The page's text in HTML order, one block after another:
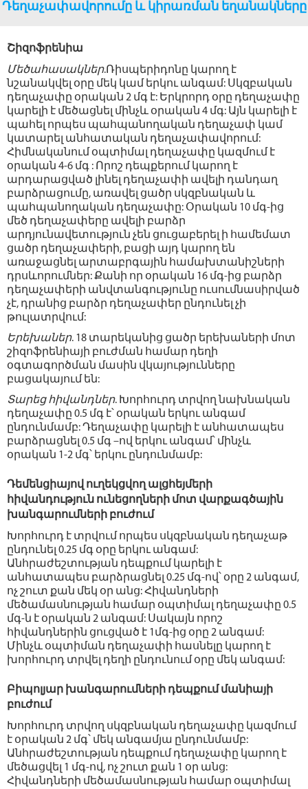
Դեղաչափավորումը և կիրառման եղանակները
Շիզոֆրենիա
Մեծահասակներ.Ռիսպերիդոնը կարող է
նշանակվել օրը մեկ կամ երկու անգամ: Սկզբական
դեղաչափը օրական 2 մգ է: Երկրորդ օրը դեղաչափը
կարելի է մեծացնել մինչև օրական 4 մգ: Այն կարելի է
պահել որպես պահպանողական դեղաչափ կամ
կատարել անհատական դեղաչափավորում:
Հիմնականում օպտիմալ դեղաչափը կազմում է
օրական 4-6 մգ : Որոշ դեպքերում կարող է
արդարացված լինել դեղաչափի ավելի դանդաղ
բարձրացումը, առավել ցածր սկզբնական և
պահպանողական դեղաչափը: Օրական 10 մգ-ից
մեծ դեղաչափերը ավելի բարձր
արդյունավետություն չեն ցուցաբերել ի համեմատ
ցածր դեղաչափերի, բացի այդ կարող են
առաջացնել արտաբրգային համախտանիշների
դրսևորումներ: Քանի որ օրական 16 մգ-ից բարձր
դեղաչափերի անվտանգությունը ուսումնասիրված
չէ, դրանից բարձր դեղաչափեր ընդունել չի
թուլատրվում:
Երեխաներ. 18 տարեկանից ցածր երեխաների մոտ
շիզոֆրենիայի բուժման համար դեղի
օգտագործման մասին վկայությունները
բացակայում են:
Տարեց հիվանդներ. Խորհուրդ տրվող նախնական
դեղաչափը 0.5 մգ է՝ օրական երկու անգամ
ընդունմամբ: Դեղաչափը կարելի է անհատապես
բարձրացնել 0.5 մգ –ով երկու անգամ՝ մինչև
օրական 1-2 մգ՝ երկու ընդունմամբ:
Դեմենցիայով ուղեկցվող ալցհեյմերի
հիվանդություն ունեցողների մոտ վարքագծային
խանգարումների բուժում
Խորհուրդ է տրվում որպես սկզբնական դեղաչաթ
ընդունել 0.25 մգ օրը երկու անգամ:
Անհրաժեշտության դեպքում կարելի է
անհատապես բարձրացնել 0.25 մգ-ով՝ օրը 2 անգամ,
ոչ շուտ քան մեկ օր անց: Հիվանդների
մեծամասնության համար օպտիմալ դեղաչափը 0.5
մգ-ն է օրական 2 անգամ: Սակայն որոշ
հիվանդներին ցուցված է 1մգ-ից օրը 2 անգամ:
Մինչև օպտիման դեղաչափի հասնելը կարող է
խորհուրդ տրվել դեղի ընդունում օրը մեկ անգամ:
Բիպոլյար խանգարումների դեպքում մանիայի
բուժում
Խորհուրդ տրվող սկզբնական դեղաչափը կազմում
է օրական 2 մգ՝ մեկ անգամյա ընդունմամբ:
Անհրաժեշտության դեպքում դեղաչափը կարող է
մեծացվել 1 մգ-ով, ոչ շուտ քան 1 օր անց:
Հիվանդների մեծամասնության համար օպտիմալ